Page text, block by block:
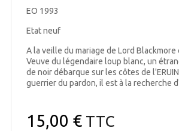
EO 1993
Etat neuf
A la veille du mariage de Lord Blackmore
Veuve du légendaire loup blanc, un
de noir débarque sur les côtes de
guerrier du pardon, il est à la recherche
15,00 €TTC